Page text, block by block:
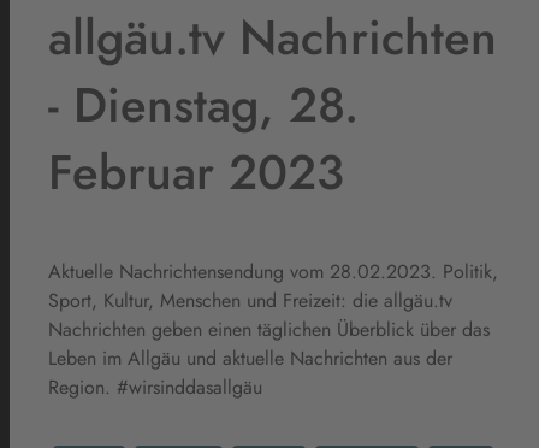
allgäu.tv Nachrichten
- Dienstag, 28.
Februar 2023
Aktuelle Nachrichtensendung vom 28.02.2023. Politik,
Sport, Kultur, Menschen und Freizeit: die allgäu.tv
Nachrichten geben einen täglichen Überblick über das
Leben im Allgäu und aktuelle Nachrichten aus der
Region. #wirsinddasallgäu